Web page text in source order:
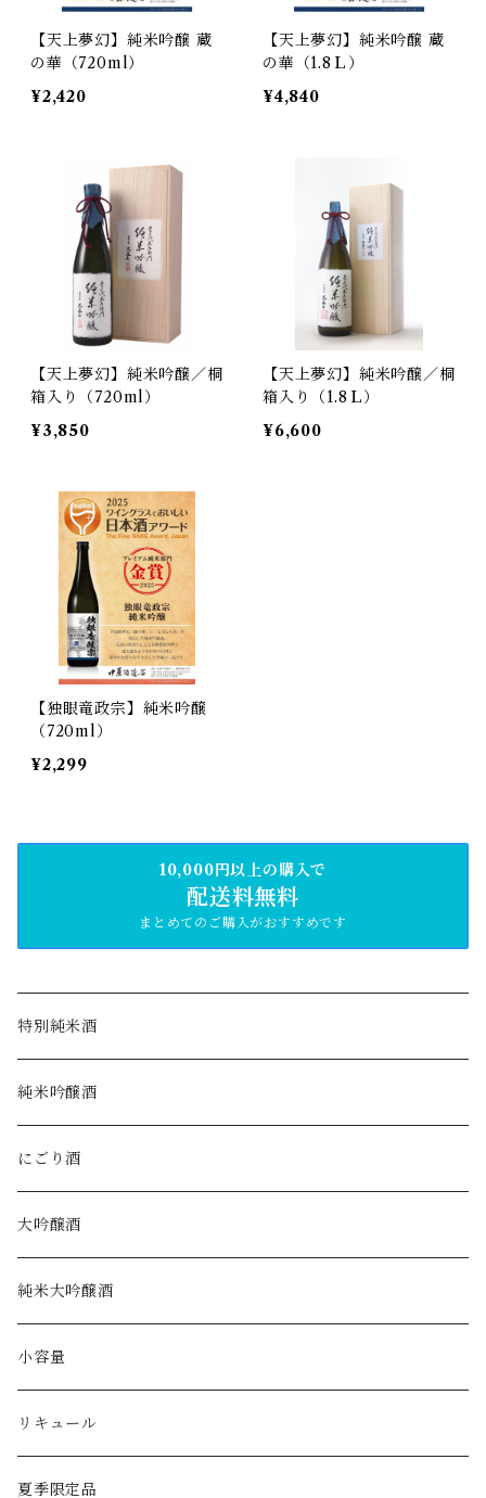
【天上夢幻】純米吟醸 蔵
の華（720ml）
¥2,420
【天上夢幻】純米吟醸 蔵
の華（1.8Ｌ）
¥4,840
【天上夢幻】純米吟醸／桐
箱入り（720ml）
¥3,850
【天上夢幻】純米吟醸／桐
箱入り（1.8Ｌ）
¥6,600
【独眼竜政宗】純米吟醸
（720ml）
¥2,299
10,000円以上の購入で
配送料無料
まとめてのご購入がおすすめです
特別純米酒
純米吟醸酒
にごり酒
大吟醸酒
純米大吟醸酒
小容量
リキュール
夏季限定品